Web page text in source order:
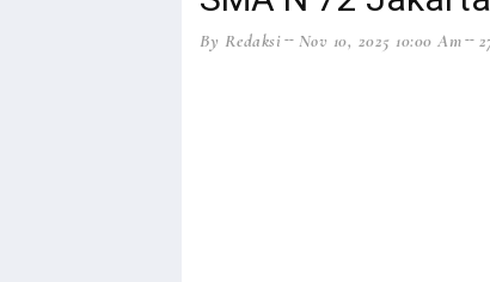
By Redaksi Nov 10, 2025 10:00 Am